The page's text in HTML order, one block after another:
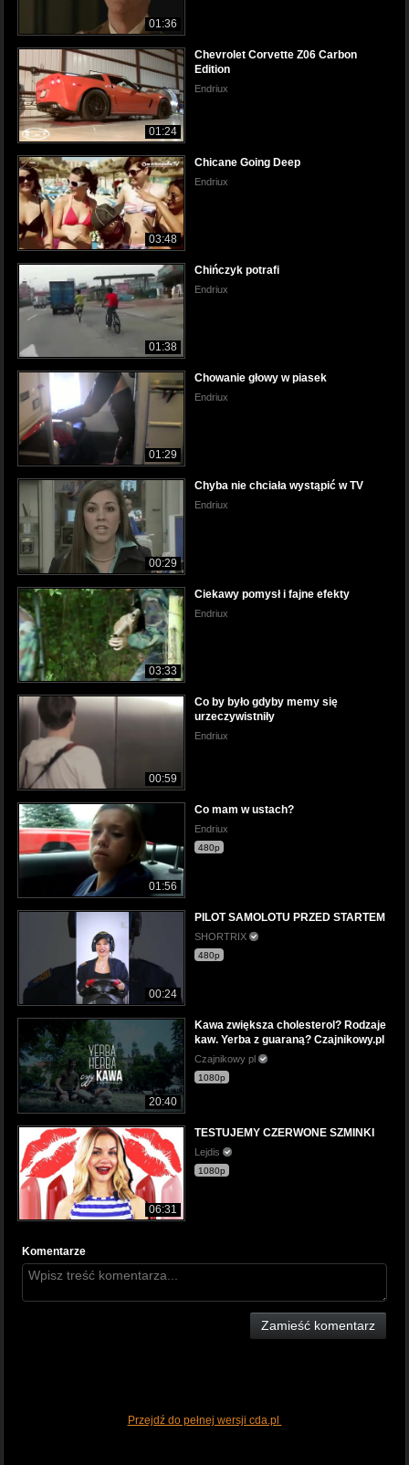
01:36
01:24
Chevrolet Corvette Z06 Carbon
Edition
Endriux
03:48
Chicane Going Deep
Endriux
01:38
Chińczyk potrafi
Endriux
01:29
Chowanie głowy w piasek
Endriux
00:29
Chyba nie chciała wystąpić w TV
Endriux
03:33
Ciekawy pomysł i fajne efekty
Endriux
00:59
Co by było gdyby memy się
urzeczywistniły
Endriux
01:56
Co mam w ustach?
Endriux
480p
00:24
PILOT SAMOLOTU PRZED STARTEM
SHORTRIX
480p
20:40
Kawa zwiększa cholesterol? Rodzaje
kaw. Yerba z guaraną? Czajnikowy.pl
Czajnikowy pl
1080p
06:31
TESTUJEMY CZERWONE SZMINKI
Lejdis
1080p
Komentarze
Zamieść komentarz
Przejdź do pełnej wersji cda.pl